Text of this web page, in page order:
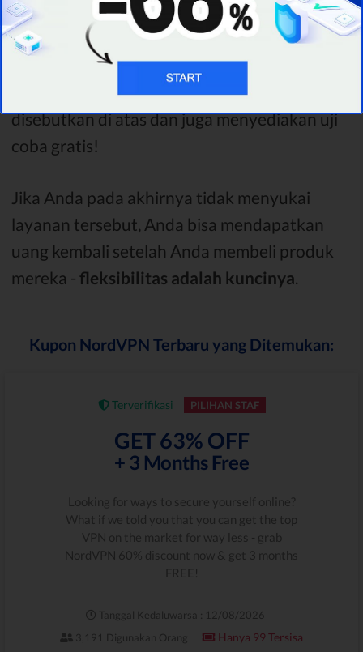
Berbicara tentang paket harga, penyedia VPN
terpopuler sepertiNordVPN (US$2,99/bln),
ExpressVPN (US$8,32/bln), dan
menawarkan semua fitur yang
disebutkan di atas dan juga menyediakan uji
coba gratis!
Jika Anda pada akhirnya tidak menyukai
layanan tersebut, Anda bisa mendapatkan
uang kembali setelah Anda membeli produk
mereka - fleksibilitas adalah kuncinya.
Kupon NordVPN Terbaru yang Ditemukan:
Terverifikasi PILIHAN STAF
GET 63% OFF
+ 3 Months Free
Looking for ways to secure yourself online?
What if we told you that you can get the top
VPN on the market for way less - grab
NordVPN 60% discount now & get 3 months
FREE!
Tanggal Kedaluwarsa : 12/08/2026
3,191 Digunakan Orang
Hanya 99 Tersisa